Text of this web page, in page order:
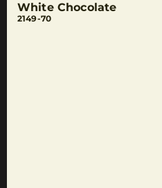
White Chocolate
2149-70